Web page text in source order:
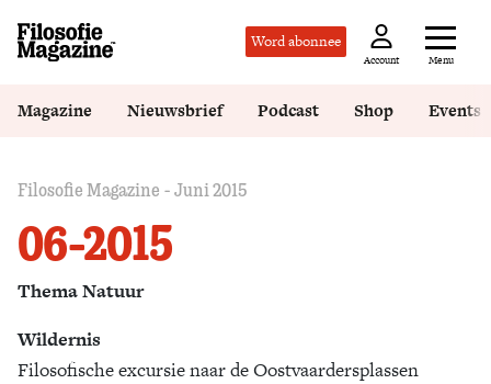
Word abonnee
Account Menu
Magazine Nieuwsbrief Podcast Shop Events
Filosofie Magazine - Juni 2015
06-2015
Thema Natuur
Wildernis
Filosofische excursie naar de Oostvaardersplassen